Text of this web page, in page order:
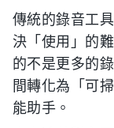
傳統的錄音工
決「使用」的
的不是更多的
間轉化為「可
能助手。